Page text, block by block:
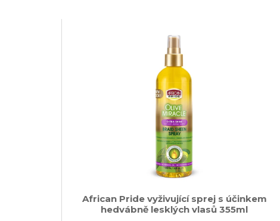
African Pride vyživující sprej s účinkem
hedvábně lesklých vlasů 355ml